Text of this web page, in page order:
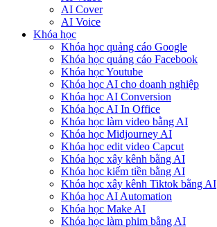
AI Cover
AI Voice
Khóa học
Khóa học quảng cáo Google
Khóa học quảng cáo Facebook
Khóa học Youtube
Khóa học AI cho doanh nghiệp
Khóa học AI Conversion
Khóa học AI In Office
Khóa học làm video bằng AI
Khóa học Midjourney AI
Khóa học edit video Capcut
Khóa học xây kênh bằng AI
Khóa học kiếm tiền bằng AI
Khóa học xây kênh Tiktok bằng AI
Khóa học AI Automation
Khóa học Make AI
Khóa học làm phim bằng AI